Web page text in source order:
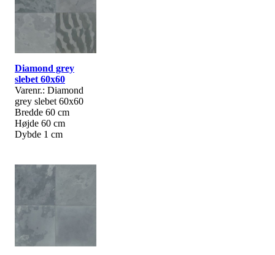
Diamond grey
slebet 60x60
Varenr.: Diamond
grey slebet 60x60
Bredde 60 cm
Højde 60 cm
Dybde 1 cm